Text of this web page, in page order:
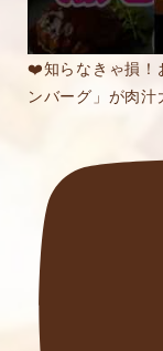
❤️知らなきゃ損！
ンバーグ」が肉汁